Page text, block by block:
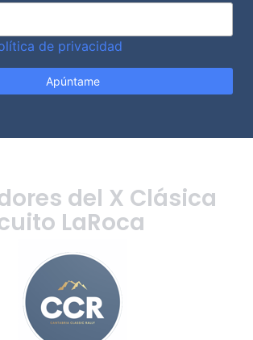
de privacidad
del X Clásica
LaRoca